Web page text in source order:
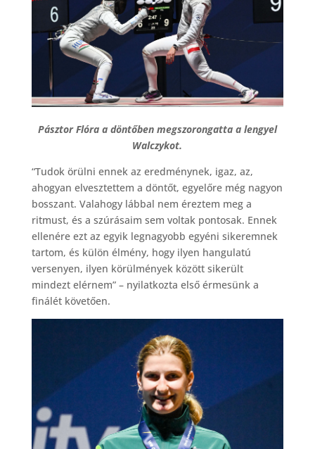
Pásztor Flóra a döntőben megszorongatta a lengyel
Walczykot.
“Tudok örülni ennek az eredménynek, igaz, az,
ahogyan elvesztettem a döntőt, egyelőre még nagyon
bosszant. Valahogy lábbal nem éreztem meg a
ritmust, és a szúrásaim sem voltak pontosak. Ennek
ellenére ezt az egyik legnagyobb egyéni sikeremnek
tartom, és külön élmény, hogy ilyen hangulatú
versenyen, ilyen körülmények között sikerült
mindezt elérnem” – nyilatkozta első érmesünk a
finálét követően.